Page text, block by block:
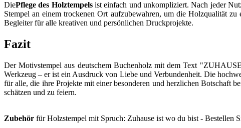
DiePflege des Holztempelsist einfach und unkompliziert. Nach jeder
Stempel an einem trockenen Ort aufzubewahren, um die Holzqualität
Begleiter für alle kreativen und persönlichen Druckprojekte.
Fazit
Der Motivstempel aus deutschem Buchenholz mit dem Text
Werkzeug – er ist ein Ausdruck von Liebe und Verbundenheit. Die
für alle, die ihre Projekte mit einer besonderen und herzlichen Botschaft
schätzen und zu feiern.
Zubehör für Holzstempel mit Spruch: Zuhause ist wo du bist - Bestellen